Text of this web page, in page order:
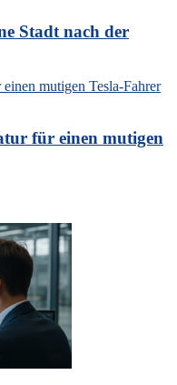
Stadt nach der
für einen mutigen